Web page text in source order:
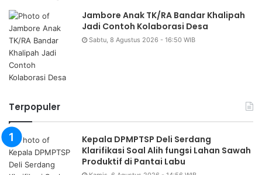
Jambore Anak TK/RA Bandar Khalipah
Jadi Contoh Kolaborasi Desa
Sabtu, 8 Agustus 2026 - 16:50 WIB
Terpopuler
Kepala DPMPTSP Deli Serdang
Klarifikasi Soal Alih fungsi Lahan Sawah
Produktif di Pantai Labu